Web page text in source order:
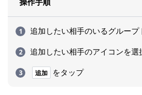
追加したい相手のいるグループ
追加したい相手のアイコンを選
追加 をタップ